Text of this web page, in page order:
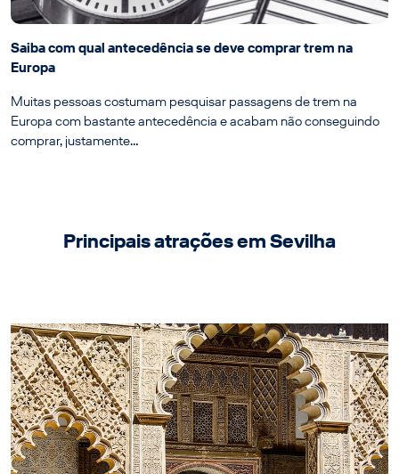
Saiba com qual antecedência se deve comprar trem na
Europa
Muitas pessoas costumam pesquisar passagens de trem na
Europa com bastante antecedência e acabam não conseguindo
comprar, justamente…
Principais atrações em Sevilha